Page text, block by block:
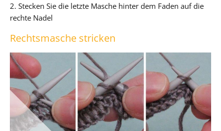
2. Stecken Sie die letzte Masche hinter dem Faden auf die
rechte Nadel
Rechtsmasche stricken